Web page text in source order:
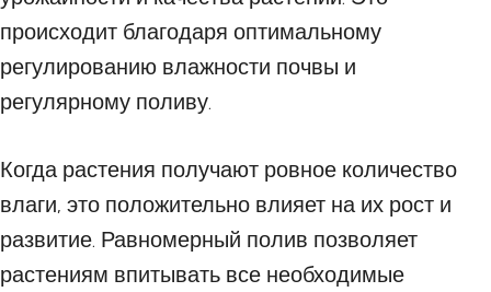
происходит благодаря оптимальному
регулированию влажности почвы и
регулярному поливу.
Когда растения получают ровное количество
влаги, это положительно влияет на их рост и
развитие. Равномерный полив позволяет
растениям впитывать все необходимые